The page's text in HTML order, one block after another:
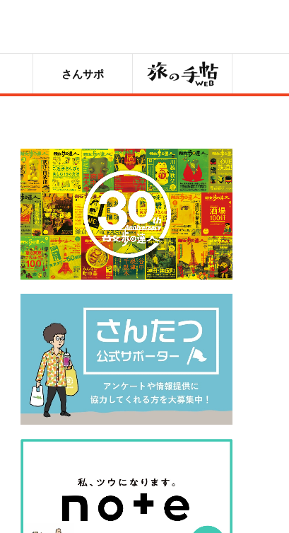
さんサポ 旅の手帖